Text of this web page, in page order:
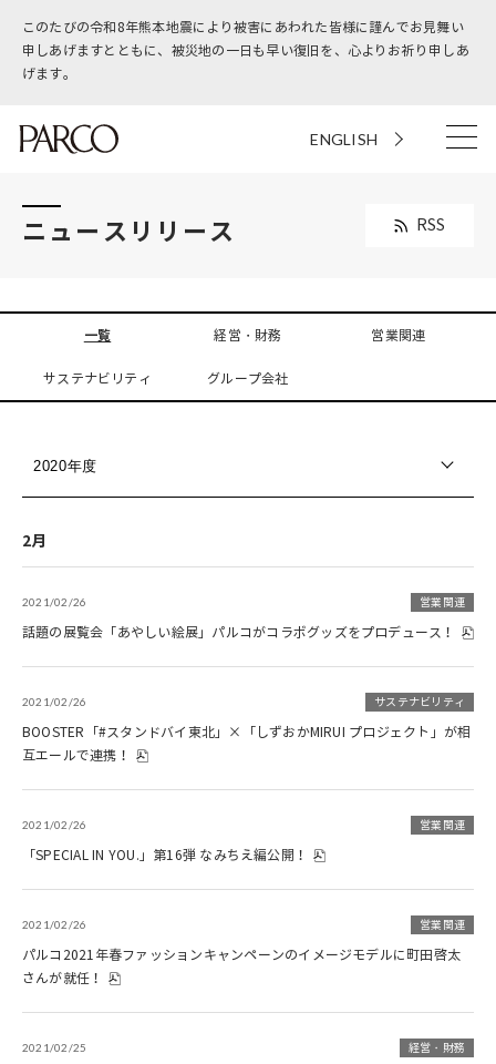
このたびの令和8年熊本地震により被害にあわれた皆様に謹んでお見舞い
申しあげますとともに、被災地の一日も早い復旧を、心よりお祈り申しあ
げます。
ENGLISH
ニュースリリース RSS
一覧 経営・財務 営業関連
サステナビリティ グループ会社
2月
2021/02/26 営業関連
話題の展覧会「あやしい絵展」パルコがコラボグッズをプロデュース！
2021/02/26 サステナビリティ
BOOSTER「#スタンドバイ東北」×「しずおかMIRUI プロジェクト」が相
互エールで連携！
2021/02/26 営業関連
「SPECIAL IN YOU.」第16弾 なみちえ編公開！
2021/02/26 営業関連
パルコ2021年春ファッションキャンペーンのイメージモデルに町田啓太
さんが就任！
2021/02/25 経営・財務